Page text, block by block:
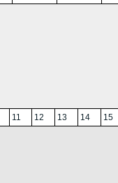
11 12 13 14 15